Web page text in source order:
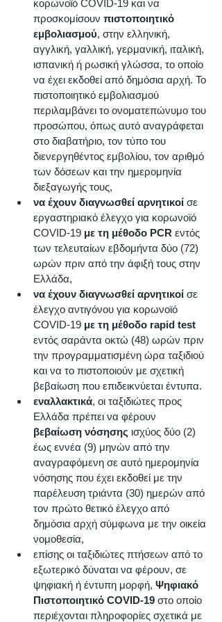
κορωνοϊό COVID-19 και να
προσκομίσουν πιστοποιητικό
εμβολιασμού, στην ελληνική,
αγγλική, γαλλική, γερμανική, ιταλική,
ισπανική ή ρωσική γλώσσα, το οποίο
να έχει εκδοθεί από δημόσια αρχή. Το
πιστοποιητικό εμβολιασμού
περιλαμβάνει το ονοματεπώνυμο του
προσώπου, όπως αυτό αναγράφεται
στο διαβατήριο, τον τύπο του
διενεργηθέντος εμβολίου, τον αριθμό
των δόσεων και την ημερομηνία
διεξαγωγής τους,
να έχουν διαγνωσθεί αρνητικοί σε
εργαστηριακό έλεγχο για κορωνοϊό
COVID-19 με τη μέθοδο PCR εντός
των τελευταίων εβδομήντα δύο (72)
ωρών πριν από την άφιξή τους στην
Ελλάδα,
να έχουν διαγνωσθεί αρνητικοί σε
έλεγχο αντιγόνου για κορωνοϊό
COVID-19 με τη μέθοδο rapid test
εντός σαράντα οκτώ (48) ωρών πριν
την προγραμματισμένη ώρα ταξιδιού
και να το πιστοποιούν με σχετική
βεβαίωση που επιδεικνύεται έντυπα.
εναλλακτικά, οι ταξιδιώτες προς
Ελλάδα πρέπει να φέρουν
βεβαίωση νόσησης ισχύος δύο (2)
έως εννέα (9) μηνών από την
αναγραφόμενη σε αυτό ημερομηνία
νόσησης που έχει εκδοθεί με την
παρέλευση τριάντα (30) ημερών από
τον πρώτο θετικό έλεγχο από
δημόσια αρχή σύμφωνα με την οικεία
νομοθεσία,
επίσης οι ταξιδιώτες πτήσεων από το
εξωτερικό δύναται να φέρουν, σε
ψηφιακή ή έντυπη μορφή, Ψηφιακό
Πιστοποιητικό COVID-19 στο οποίο
περιέχονται πληροφορίες σχετικά με